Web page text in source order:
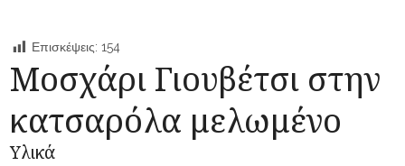
Επισκέψεις: 154
Μοσχάρι Γιουβέτσι στην
κατσαρόλα μελωμένο
Υλικά